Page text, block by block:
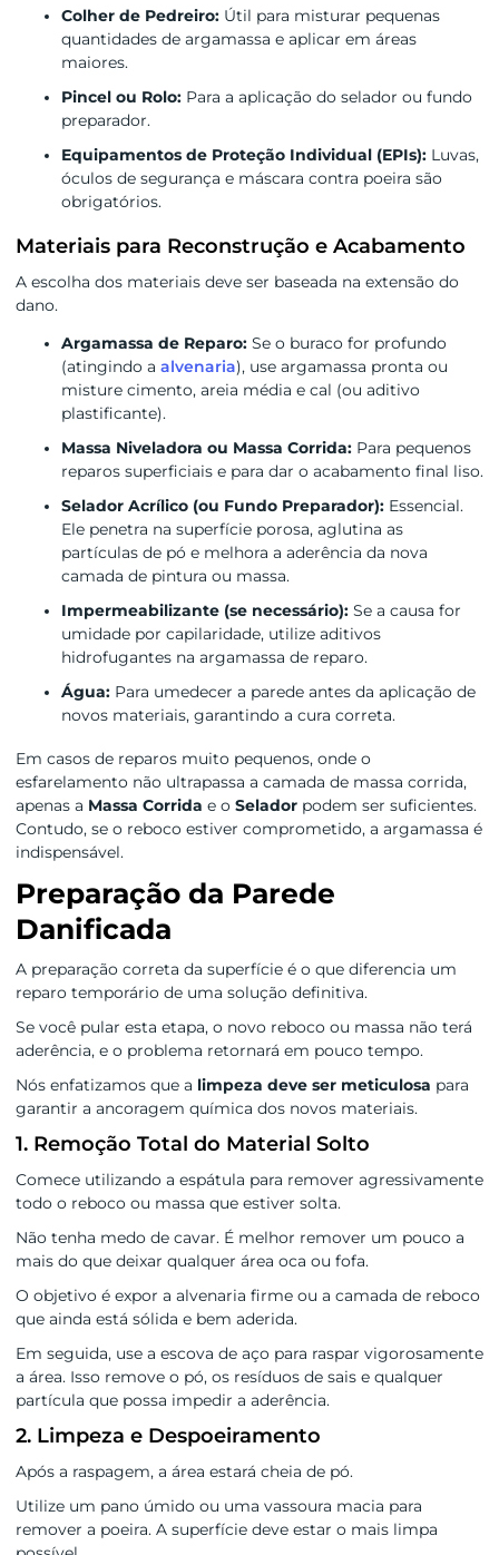
Colher de Pedreiro:Útil para misturar pequenas
quantidades de argamassa e aplicar em áreas
maiores.
Pincel ou Rolo:Para a aplicação do selador ou fundo
preparador.
Equipamentos de Proteção Individual (EPIs):Luvas,
óculos de segurança e máscara contra poeira são
obrigatórios.
Materiais para Reconstrução e Acabamento
A escolha dos materiais deve ser baseada na extensão do
dano.
Argamassa de Reparo:Se o buraco for profundo
(atingindo a alvenaria), use argamassa pronta ou
misture cimento, areia média e cal (ou aditivo
plastificante).
Massa Niveladora ou Massa Corrida:Para pequenos
reparos superficiais e para dar o acabamento final liso.
Selador Acrílico (ou Fundo Preparador):Essencial.
Ele penetra na superfície porosa, aglutina as
partículas de pó e melhora a aderência da nova
camada de pintura ou massa.
Impermeabilizante (se necessário):Se a causa for
umidade por capilaridade, utilize aditivos
hidrofugantes na argamassa de reparo.
Água:Para umedecer a parede antes da aplicação de
novos materiais, garantindo a cura correta.
Em casos de reparos muito pequenos, onde o
esfarelamento não ultrapassa a camada de massa corrida,
apenas a Massa Corrida e o Seladorpodem ser suficientes.
Contudo, se o reboco estiver comprometido, a argamassa é
indispensável.
Preparação da Parede
Danificada
A preparação correta da superfície é o que diferencia um
reparo temporário de uma solução definitiva.
Se você pular esta etapa, o novo reboco ou massa não terá
aderência, e o problema retornará em pouco tempo.
Nós enfatizamos que a limpeza deve ser meticulosa para
garantir a ancoragem química dos novos materiais.
1. Remoção Total do Material Solto
Comece utilizando a espátula para remover agressivamente
todo o reboco ou massa que estiver solta.
Não tenha medo de cavar. É melhor remover um pouco a
mais do que deixar qualquer área oca ou fofa.
O objetivo é expor a alvenaria firme ou a camada de reboco
que ainda está sólida e bem aderida.
Em seguida, use a escova de aço para raspar vigorosamente
a área. Isso remove o pó, os resíduos de sais e qualquer
partícula que possa impedir a aderência.
2. Limpeza e Despoeiramento
Após a raspagem, a área estará cheia de pó.
Utilize um pano úmido ou uma vassoura macia para
remover a poeira. A superfície deve estar o mais limpa